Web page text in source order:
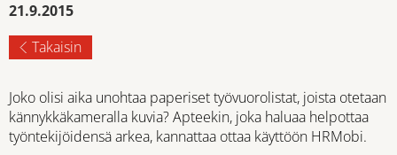
21.9.2015
Takaisin
Joko olisi aika unohtaa paperiset työvuorolistat, joista otetaan
kännykkäkameralla kuvia? Apteekin, joka haluaa helpottaa
työntekijöidensä arkea, kannattaa ottaa käyttöön HRMobi.